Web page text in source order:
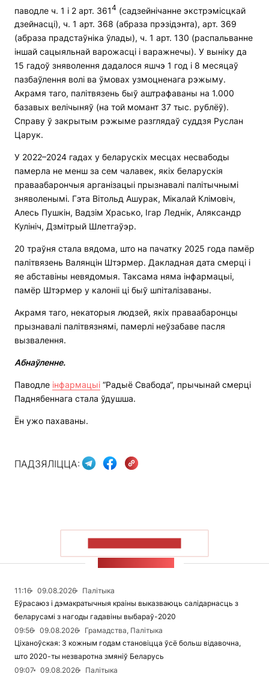
паводле ч. 1 і 2 арт. 3614 (садзейнічанне экстрэмісцкай
дзейнасці), ч. 1 арт. 368 (абраза прэзідэнта), арт. 369
(абраза прадстаўніка ўлады), ч. 1 арт. 130 (распальванне
іншай сацыяльнай варожасці і варажнечы). У выніку да
15 гадоў зняволення дадалося яшчэ 1 год і 8 месяцаў
пазбаўлення волі ва ўмовах узмоцненага рэжыму.
Акрамя таго, палітвязень быў аштрафаваны на 1.000
базавых велічыняў (на той момант 37 тыс. рублёў).
Справу ў закрытым рэжыме разглядаў суддзя Руслан
Царук.
У 2022–2024 гадах у беларускіх месцах несвабоды
памерла не менш за сем чалавек, якіх беларускія
праваабарончыя арганізацыі прызнавалі палітычнымі
зняволенымі. Гэта Вітольд Ашурак, Мікалай Клімовіч,
Алесь Пушкін, Вадзім Храсько, Ігар Леднік, Аляксандр
Кулініч, Дзмітрый Шлетгаўэр.
20 траўня стала вядома, што на пачатку 2025 года памёр
палітвязень Валянцін Штэрмер. Дакладная дата смерці і
яе абставіны невядомыя. Таксама няма інфармацыі,
памёр Штэрмер у калоніі ці быў шпіталізаваны.
Акрамя таго, некаторыя людзей, якіх праваабаронцы
прызнавалі палітвязнямі, памерлі неўзабаве пасля
вызвалення.
Абнаўленне.
Паводле інфармацыі “Радыё Свабода“, прычынай смерці
Паднябеннага стала ўдушша.
Ён ужо пахаваны.
ПАДЗЯЛІЦЦА:
11:16 09.08.2026
Палітыка
Еўрасаюз і дэмакратычныя краіны выказваюць салідарнасць з
беларусамі з нагоды гадавіны выбараў-2020
09:56
09.08.2026
Грамадства, Палітыка
Ціханоўская: З кожным годам становіцца ўсё больш відавочна,
што 2020-ты незваротна змяніў Беларусь
09:07
09.08.2026
Палітыка